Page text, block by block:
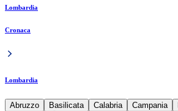
Lombardia
Cronaca
Lombardia
Abruzzo Basilicata Calabria Campania